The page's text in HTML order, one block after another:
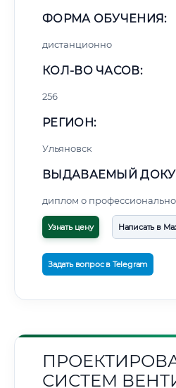
ФОРМА ОБУЧЕНИЯ:
дистанционно
КОЛ-ВО ЧАСОВ:
256
РЕГИОН:
Ульяновск
ВЫДАВАЕМЫЙ
диплом о
Узнать цену Написать в
Задать вопрос в Telegram
СИСТЕМ